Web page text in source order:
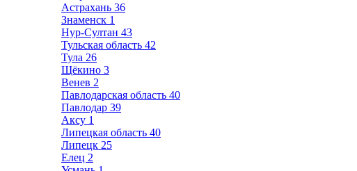
Астрахань 36
Знаменск 1
Нур-Султан 43
Тульская область 42
Тула 26
Щёкино 3
Венев 2
Павлодарская область 40
Павлодар 39
Аксу 1
Липецкая область 40
Липецк 25
Елец 2